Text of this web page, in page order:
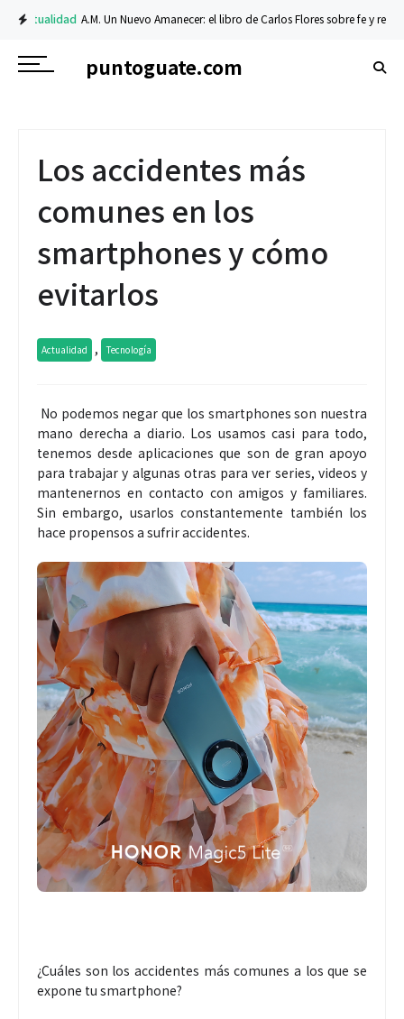
Actualidad A.M. Un Nuevo Amanecer: el libro de Carlos Flores sobre fe y
puntoguate.com
Los accidentes más
comunes en los
smartphones y cómo
evitarlos
Actualidad , Tecnología
No podemos negar que los smartphones son nuestra
mano derecha a diario. Los usamos casi para todo,
tenemos desde aplicaciones que son de gran apoyo
para trabajar y algunas otras para ver series, videos y
mantenernos en contacto con amigos y familiares.
Sin embargo, usarlos constantemente también los
hace propensos a sufrir accidentes.
¿Cuáles son los accidentes más comunes a los que se
expone tu smartphone?